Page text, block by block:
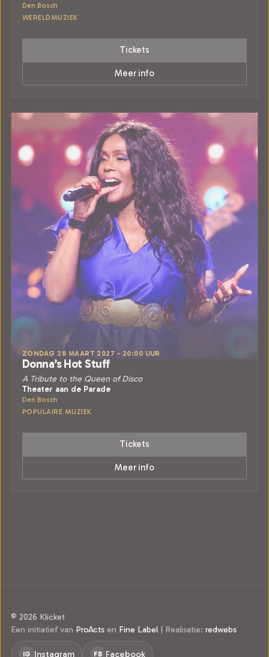
Den Bosch
WERELDMUZIEK
Tickets
Meer info
ZONDAG 28 MAART 2027 • 20:00 UUR
Donna’s Hot Stuff
A Tribute to the Queen of Disco
Theater aan de Parade
Den Bosch
POPULAIRE MUZIEK
Tickets
Meer info
© 2026 Klicket
Een initiatief van ProActs en Fine Label | Realisatie: redwebs
IG Instagram FB Facebook